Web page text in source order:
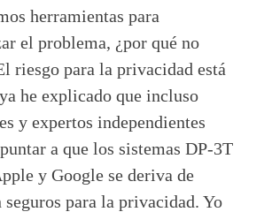
herramientas para
el problema, ¿por qué no
riesgo para la privacidad está
he explicado que incluso
y expertos independientes
a que los sistemas DP-3T
y Google se deriva de
seguros para la privacidad. Yo